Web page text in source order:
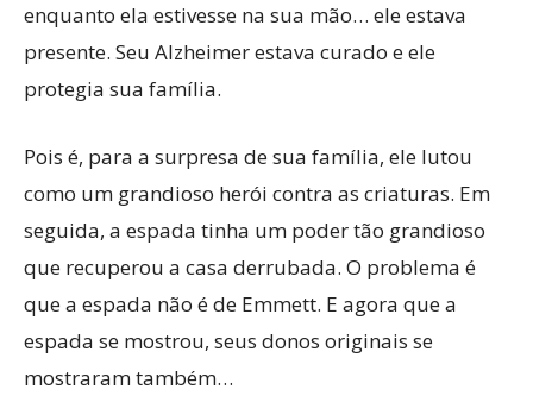
enquanto ela estivesse na sua mão… ele estava
presente. Seu Alzheimer estava curado e ele
protegia sua família.
Pois é, para a surpresa de sua família, ele lutou
como um grandioso herói contra as criaturas. Em
seguida, a espada tinha um poder tão grandioso
que recuperou a casa derrubada. O problema é
que a espada não é de Emmett. E agora que a
espada se mostrou, seus donos originais se
mostraram também…